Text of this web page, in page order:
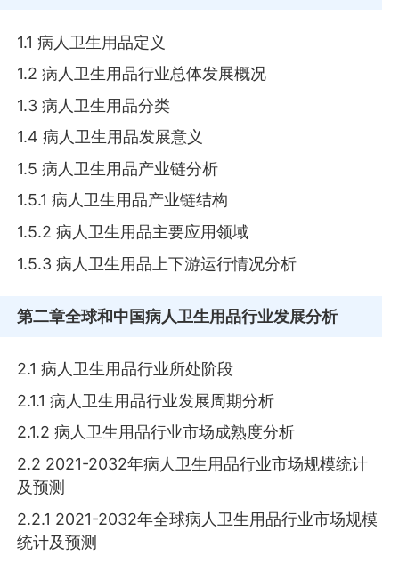
1.1 病人卫生用品定义
1.2 病人卫生用品行业总体发展概况
1.3 病人卫生用品分类
1.4 病人卫生用品发展意义
1.5 病人卫生用品产业链分析
1.5.1 病人卫生用品产业链结构
1.5.2 病人卫生用品主要应用领域
1.5.3 病人卫生用品上下游运行情况分析
第二章全球和中国病人卫生用品行业发展分析
2.1 病人卫生用品行业所处阶段
2.1.1 病人卫生用品行业发展周期分析
2.1.2 病人卫生用品行业市场成熟度分析
2.2 2021-2032年病人卫生用品行业市场规模统计
及预测
2.2.1 2021-2032年全球病人卫生用品行业市场规模
统计及预测